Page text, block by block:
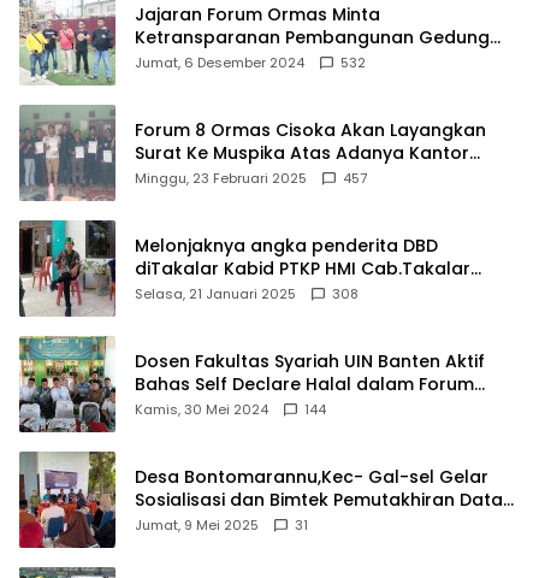
Jajaran Forum Ormas Minta
Ketransparanan Pembangunan Gedung
Damkar Di Kecamatan Cisoka
Jumat, 6 Desember 2024 532
Forum 8 Ormas Cisoka Akan Layangkan
Surat Ke Muspika Atas Adanya Kantor
Matel di Cisoka
Minggu, 23 Februari 2025 457
Melonjaknya angka penderita DBD
diTakalar Kabid PTKP HMI Cab.Takalar
angkat bicara
Selasa, 21 Januari 2025 308
Dosen Fakultas Syariah UIN Banten Aktif
Bahas Self Declare Halal dalam Forum
Ijtima Ulama MUI
Kamis, 30 Mei 2024 144
Desa Bontomarannu,Kec- Gal-sel Gelar
Sosialisasi dan Bimtek Pemutakhiran Data
ID
Jumat, 9 Mei 2025 31